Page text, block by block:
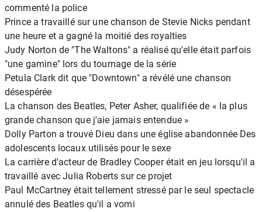
commenté la police
Prince a travaillé sur une chanson de Stevie Nicks pendant
une heure et a gagné la moitié des royalties
Judy Norton de "The Waltons" a réalisé qu'elle était parfois
"une gamine" lors du tournage de la série
Petula Clark dit que "Downtown" a révélé une chanson
désespérée
La chanson des Beatles, Peter Asher, qualifiée de « la plus
grande chanson que j'aie jamais entendue »
Dolly Parton a trouvé Dieu dans une église abandonnée Des
adolescents locaux utilisés pour le sexe
La carrière d'acteur de Bradley Cooper était en jeu lorsqu'il a
travaillé avec Julia Roberts sur ce projet
Paul McCartney était tellement stressé par le seul spectacle
annulé des Beatles qu'il a vomi